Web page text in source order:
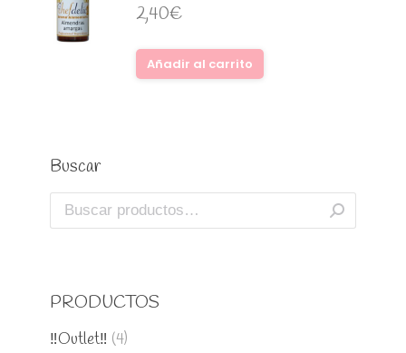
2,40€
Añadir al carrito
Buscar
PRODUCTOS
‼️Outlet‼️ (4)